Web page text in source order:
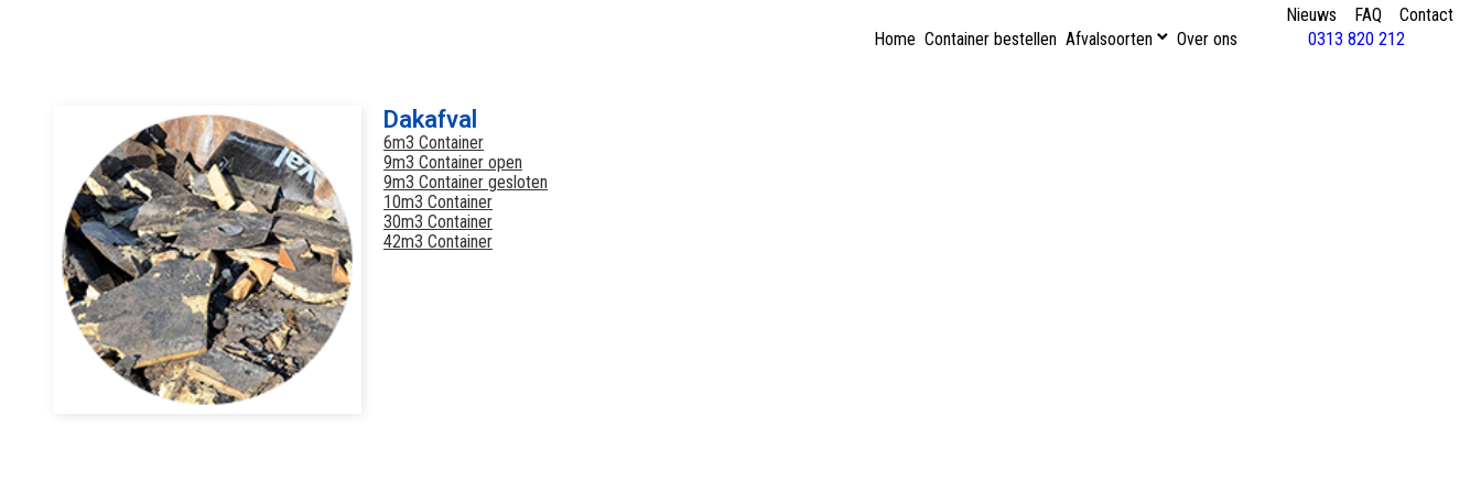
Home Container bestellen Afvalsoorten Over ons
Nieuws FAQ
Contact
0313 820 212
Dakafval
6m3 Container
9m3 Container open
9m3 Container gesloten
10m3 Container
30m3 Container
42m3 Container